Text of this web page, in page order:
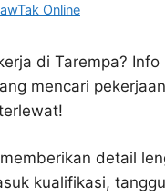
Online
di Tarempa?
mencari
detail
kualifikasi,